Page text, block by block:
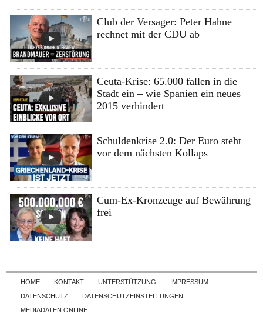
Club der Versager: Peter Hahne
rechnet mit der CDU ab
Ceuta-Krise: 65.000 fallen in die
Stadt ein – wie Spanien ein neues
2015 verhindert
Schuldenkrise 2.0: Der Euro steht
vor dem nächsten Kollaps
Cum-Ex-Kronzeuge auf Bewährung
frei
Skip to content
HOME KONTAKT UNTERSTÜTZUNG
IMPRESSUM
DATENSCHUTZ
DATENSCHUTZEINSTELLUNGEN
MEDIADATEN ONLINE